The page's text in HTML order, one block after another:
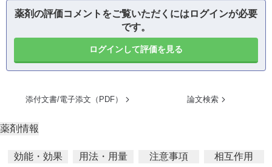
薬剤の評価コメントをご覧いただくにはログインが必要
です。
ログインして評価を見る
添付文書/電子添文（PDF） 論文検索
薬剤情報
効能・効果 用法・用量 注意事項
相互作用